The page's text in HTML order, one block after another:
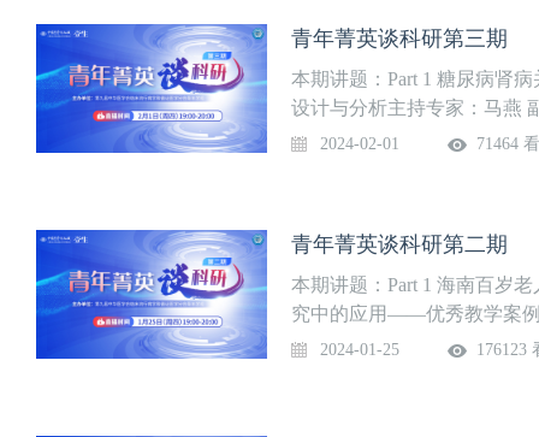
青年菁英谈科研第三期
本期讲题：Part 1 糖尿病肾
设计与分析主持专家：马燕
家：李珅 副研究员大连理工
2024-02-01 71464
青年菁英谈科研第二期
本期讲题：Part 1 海南百岁
究中的应用——优秀教学案
临床流行病学研究中心授课
2024-01-25 176123